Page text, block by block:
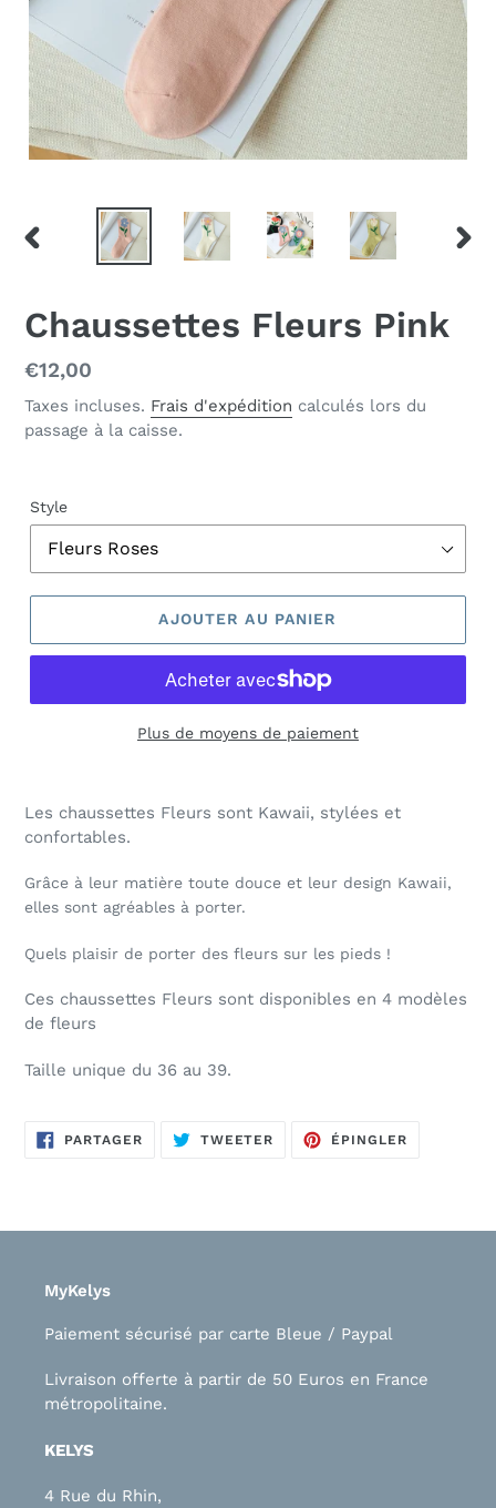
DIAPOSITIVE
Chaussettes Fleurs Pink
Prix
normal
€12,00
Taxes incluses. Frais d'expédition calculés lors du
passage à la caisse.
Style
AJOUTER AU PANIER
Plus de moyens de paiement
Les chaussettes Fleurs sont Kawaii, stylées et
confortables.
Grâce à leur matière toute douce et leur design Kawaii,
elles sont agréables à porter.
Quels plaisir de porter des fleurs sur les pieds !
Ces chaussettes Fleurs sont disponibles en 4 modèles
de fleurs
Taille unique du 36 au 39.
PARTAGERPARTAGER
SUR
TWEETER TWEETERÉPINGLER
MyKelys
Paiement sécurisé par carte Bleue / Paypal
Livraison offerte à partir de 50 Euros en France
métropolitaine.
KELYS
4 Rue du Rhin,